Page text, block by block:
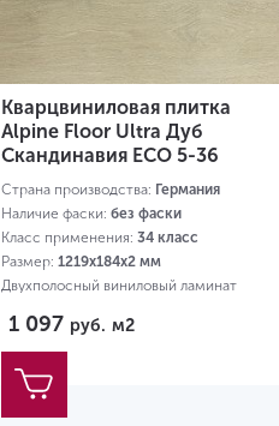
Кварцвиниловая плитка
Alpine Floor Ultra Дуб
Скандинавия ЕСО 5-36
Страна производства: Германия
Наличие фаски: без фаски
Класс применения: 34 класс
Размер: 1219х184х2 мм
Двухполосный виниловый ламинат
1 097 руб. м2